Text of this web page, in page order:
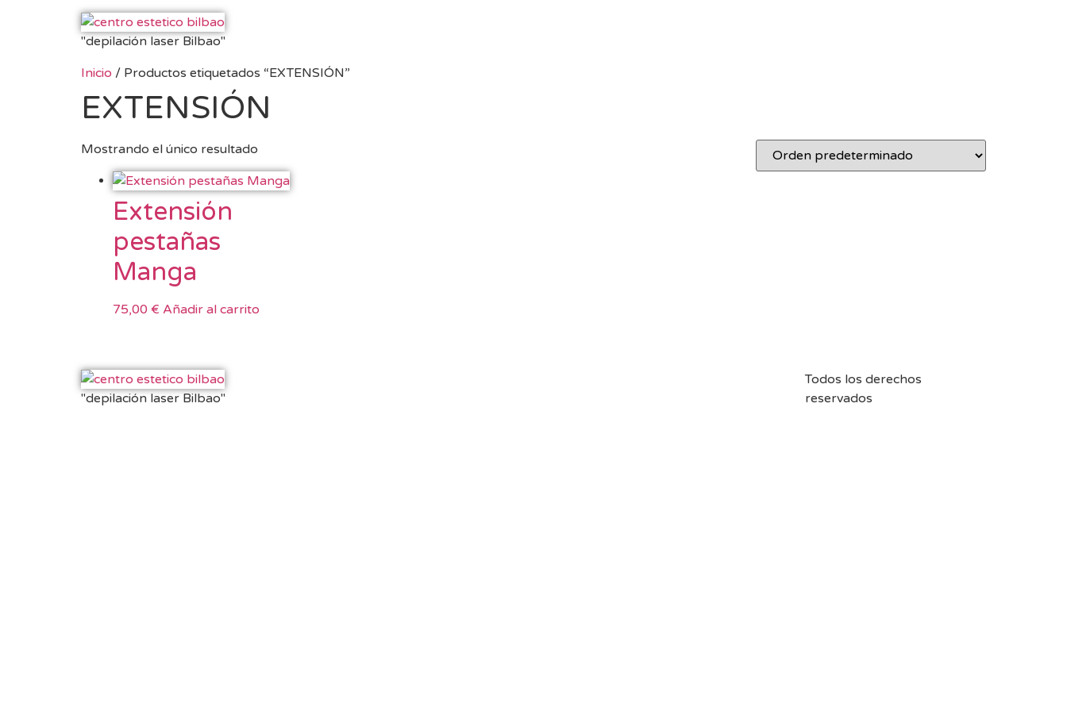
"depilación laser Bilbao"
Inicio / Productos etiquetados “EXTENSIÓN”
EXTENSIÓN
Mostrando el único resultado
Extensión
pestañas
Manga
75,00 € Añadir al carrito
"depilación laser Bilbao"
Todos los derechos
reservados